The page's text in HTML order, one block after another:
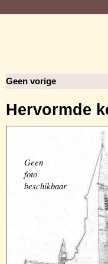
Geen vorige
Hervormde
Geen
foto
beschikbaar